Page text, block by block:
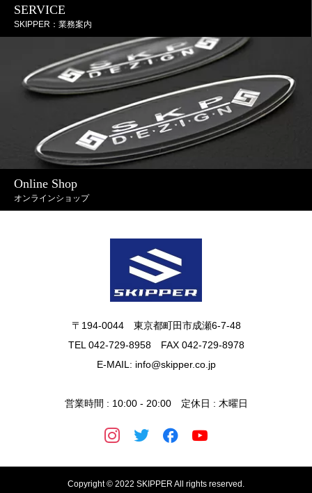
SERVICE
SKIPPER：業務案内
Online Shop
オンラインショップ
〒194-0044 東京都町田市成瀬6-7-48
TEL 042-729-8958 FAX 042-729-8978
E-MAIL: info@skipper.co.jp
営業時間 : 10:00 - 20:00 定休日 : 木曜日
Copyright © 2022 SKIPPER All rights reserved.